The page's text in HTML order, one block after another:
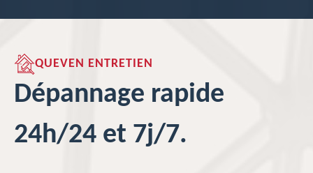
QUEVEN ENTRETIEN
Dépannage rapide
24h/24 et 7j/7.